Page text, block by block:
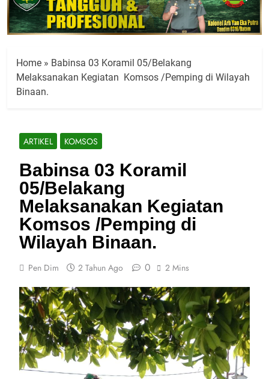
Home » Babinsa 03 Koramil 05/Belakang
Melaksanakan Kegiatan Komsos /Pemping di Wilayah
Binaan.
ARTIKEL KOMSOS
Babinsa 03 Koramil
05/Belakang
Melaksanakan Kegiatan
Komsos /Pemping di
Wilayah Binaan.
Pen Dim 2 Tahun Ago 0 2 Mins